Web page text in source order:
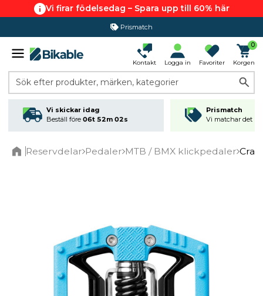
Vi firar födelsedag – Spara upp till 60% här
Prismatch
Kontakt Logga in Favoriter
0
Korgen
Sök efter produkter, märken, kategorier
Vi skickar idag
Beställ före 06t 52m 02s
Prismatch
Vi matchar det
Reservdelar Pedaler MTB / BMX klickpedaler